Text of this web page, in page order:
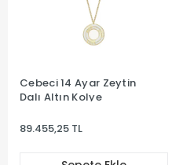
Cebeci 14 Ayar Zeytin
Dalı Altın Kolye
89.455,25 TL